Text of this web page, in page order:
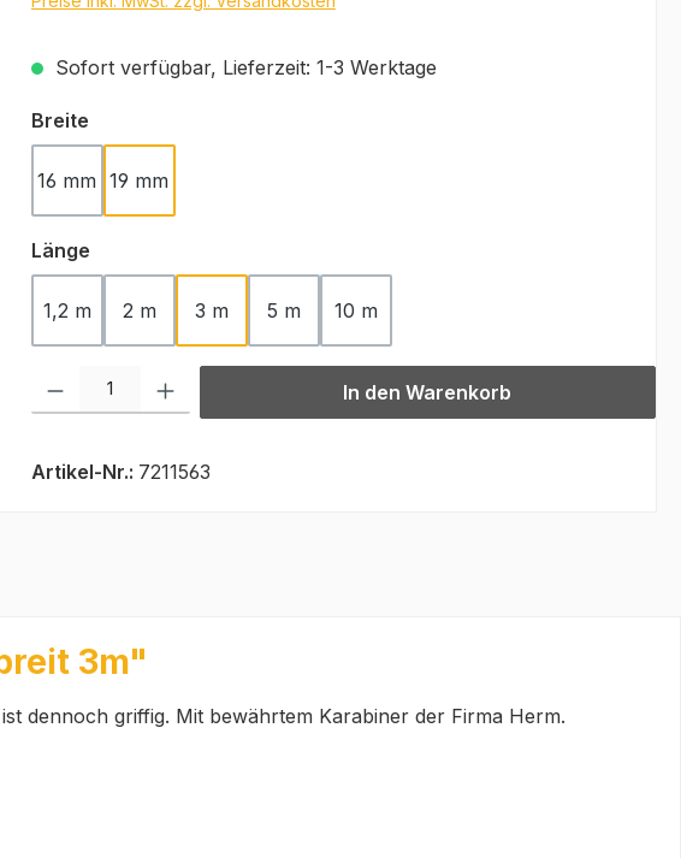
Sofort verfügbar, Lieferzeit: 1-3 Werktage
Breiteauswählen
16 mm 19 mm
Längeauswählen
1,2 m 2 m 3 m 5 m 10 m
Produkt Anzahl: Gib den gewünschten Wert ein oder benutze die Schaltflächen
In den Warenkorb
Artikel-Nr.: 7211563
3m"
dennoch griffig. Mit bewährtem Karabiner der Firma Herm.